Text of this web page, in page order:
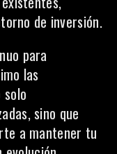
de inversión.
para
las
solo
sino que
a mantener tu